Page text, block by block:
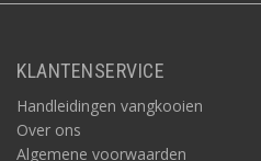
KLANTENSERVICE
Handleidingen vangkooien
Over ons
Algemene voorwaarden